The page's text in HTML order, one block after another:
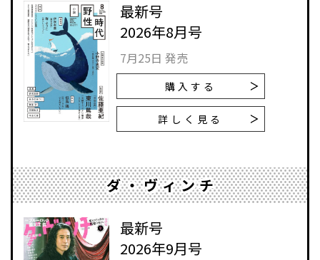
最新号
2026年8月号
7月25日 発売
購入する
詳しく見る
ダ・ヴィンチ
最新号
2026年9月号